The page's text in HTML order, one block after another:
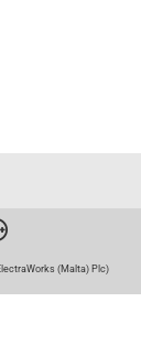
(Malta) Plc)